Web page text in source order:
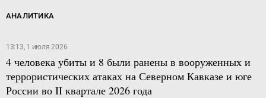
АНАЛИТИКА
13:13, 1 июля 2026
4 человека убиты и 8 были ранены в вооруженных и
террористических атаках на Северном Кавказе и юге
России во II квартале 2026 года